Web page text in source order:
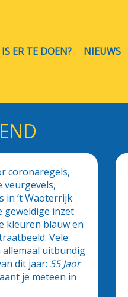
ER TE DOEN? NIEUWS
coronaregels,
veurgevels,
in ’t Waoterrijk
geweldige inzet
kleuren blauw en
Vele
uitbundig
dit jaar: 55 Jaor
je meteen in